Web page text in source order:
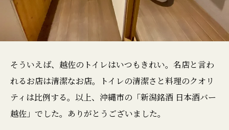
そういえば、越佐のトイレはいつもきれい。名店と言わ
れるお店は清潔なお店。トイレの清潔さと料理のクオリ
ティは比例する。以上、沖縄市の「新潟銘酒 日本酒バー
越佐」でした。ありがとうございました。